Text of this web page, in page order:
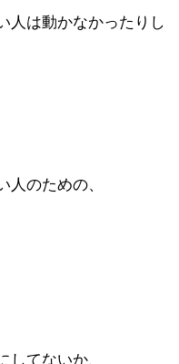
人は動かなかったりし
人のための、
てないか、